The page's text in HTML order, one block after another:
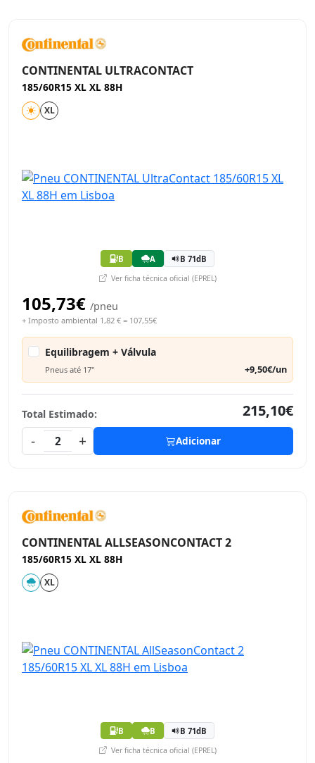
CONTINENTAL ULTRACONTACT
185/60R15 XL XL 88H
XL
B A B 71dB
Ver ficha técnica oficial (EPREL)
105,73€ /pneu
+ Imposto ambiental 1,82 € = 107,55€
Equilibragem + Válvula
Pneus até 17" +9,50€/un
Total Estimado:
215,10€
-
2 + Adicionar
CONTINENTAL ALLSEASONCONTACT 2
185/60R15 XL XL 88H
XL
B B B 71dB
Ver ficha técnica oficial (EPREL)